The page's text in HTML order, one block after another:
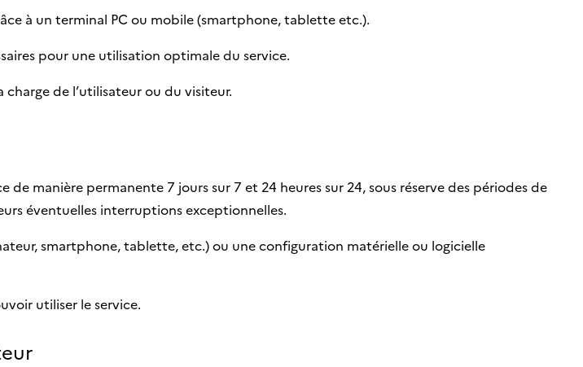
à un terminal PC ou mobile (smartphone, tablette etc.).
pour une utilisation optimale du service.
de l’utilisateur ou du visiteur.
de manière permanente 7 jours sur 7 et 24 heures sur 24, sous réserve des périodes de
éventuelles interruptions exceptionnelles.
smartphone, tablette, etc.) ou une configuration matérielle ou logicielle
utiliser le service.